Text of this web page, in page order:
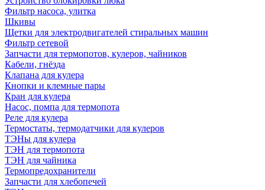
Фильтр насоса, улитка
Шкивы
Щетки для электродвигателей стиральных машин
Фильтр сетевой
Запчасти для термопотов, кулеров, чайников
Кабели, гнёзда
Клапана для кулера
Кнопки и клемные пары
Кран для кулера
Насос, помпа для термопота
Реле для кулера
Термостаты, термодатчики для кулеров
ТЭНы для кулера
ТЭН для термопота
ТЭН для чайника
Термопредохранители
Запчасти для хлебопечей